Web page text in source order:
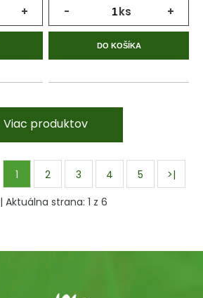
+ - ks +
DO KOŠÍKA
Viac produktov
1 2 3 4 5
>|
| Aktuálna strana: 1 z 6